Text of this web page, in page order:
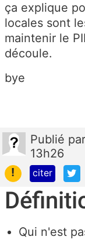
ça explique
locales sont
maintenir le
découle.
bye
Publié par
13h26
!
citer
Qui n'est